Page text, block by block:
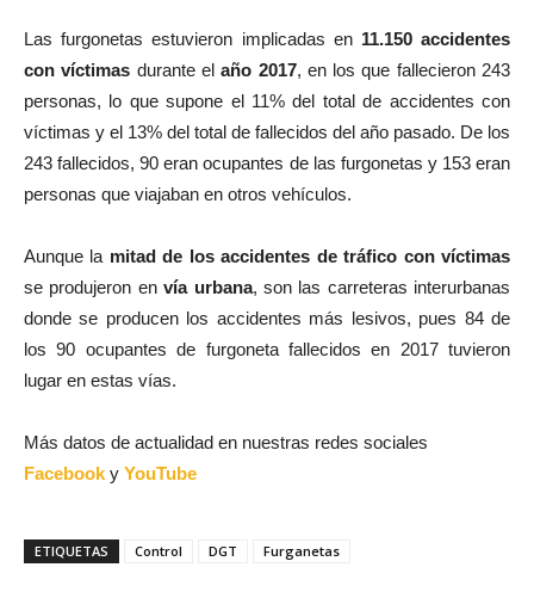
Las furgonetas estuvieron implicadas en 11.150 accidentes
con víctimas durante elaño 2017, en los que fallecieron 243
personas, lo que supone el 11% del total de accidentes con
víctimas y el 13% del total de fallecidos del año pasado. De los
243 fallecidos, 90 eran ocupantes de las furgonetas y 153 eran
personas que viajaban en otros vehículos.
Aunque la mitad de los accidentes de tráfico con víctimas
se produjeron envía urbana, son las carreteras interurbanas
donde se producen los accidentes más lesivos, pues 84 de
los 90 ocupantes de furgoneta fallecidos en 2017 tuvieron
lugar en estas vías.
Más datos de actualidad en nuestras redes sociales
Facebook y YouTube
ETIQUETAS Control DGT Furganetas